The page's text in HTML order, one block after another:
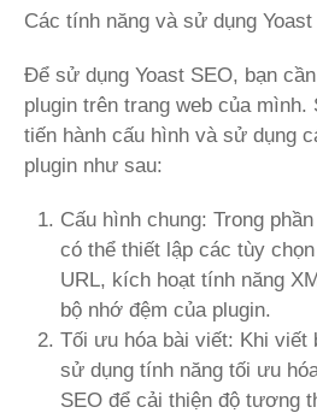
Các tính năng và sử dụng Yoast
Để sử dụng Yoast SEO, bạn
plugin trên trang web của mình.
tiến hành cấu hình và sử dụng
plugin như sau:
Cấu hình chung: Trong
có thể thiết lập các tùy
URL, kích hoạt tính năng
bộ nhớ đệm của plugin.
Tối ưu hóa bài viết: Khi viết
sử dụng tính năng tối ưu
SEO để cải thiện độ tương